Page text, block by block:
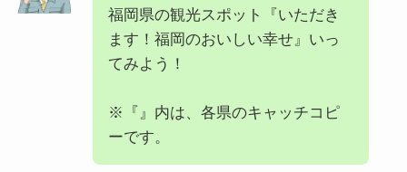
福岡県の観光スポット『いただき
ます！福岡のおいしい幸せ』いっ
てみよう！
※『』内は、各県のキャッチコピ
ーです。